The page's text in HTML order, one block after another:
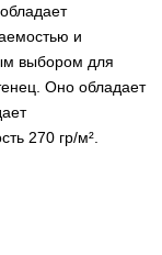
и
выбором для
Оно обладает
270 гр/м².